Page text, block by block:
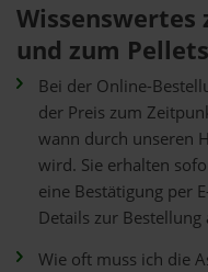
Wissenswertes
und zum
Bei der Online-
der Preis zum
wann durch unseren
wird. Sie erhalten
eine Bestätigung per
Details zur
Wie oft muss ich die